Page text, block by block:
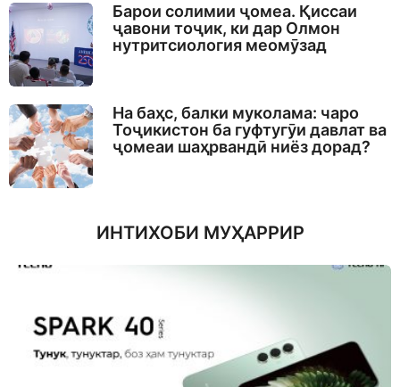
Барои солимии ҷомеа. Қиссаи
ҷавони тоҷик, ки дар Олмон
нутритсиология меомӯзад
На баҳс, балки муколама: чаро
Тоҷикистон ба гуфтугӯи давлат ва
ҷомеаи шаҳрвандӣ ниёз дорад?
ИНТИХОБИ МУҲАРРИР